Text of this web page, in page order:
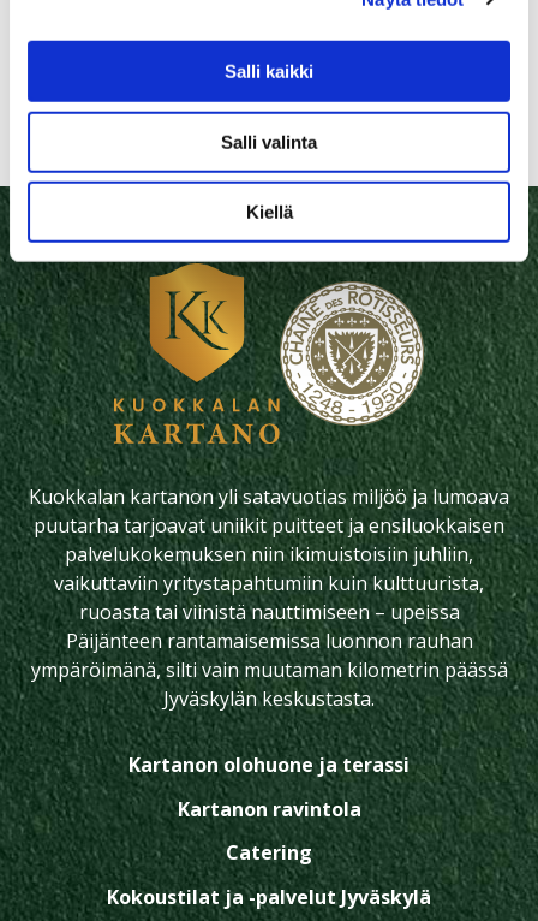
Salli kaikki
Salli valinta
Kiellä
Lisätietoja:asiakaspalvelu@tahtikino.fip.0403624060
Kuokkalan kartanon yli satavuotias miljöö ja lumoava
puutarha tarjoavat uniikit puitteet ja ensiluokkaisen
palvelukokemuksen niin ikimuistoisiin juhliin,
vaikuttaviin yritystapahtumiin kuin kulttuurista,
ruoasta tai viinistä nauttimiseen – upeissa
Päijänteen rantamaisemissa luonnon rauhan
ympäröimänä, silti vain muutaman kilometrin päässä
Jyväskylän keskustasta.
Kartanon olohuone ja terassi
Kartanon ravintola
Catering
Kokoustilat ja -palvelut Jyväskylä